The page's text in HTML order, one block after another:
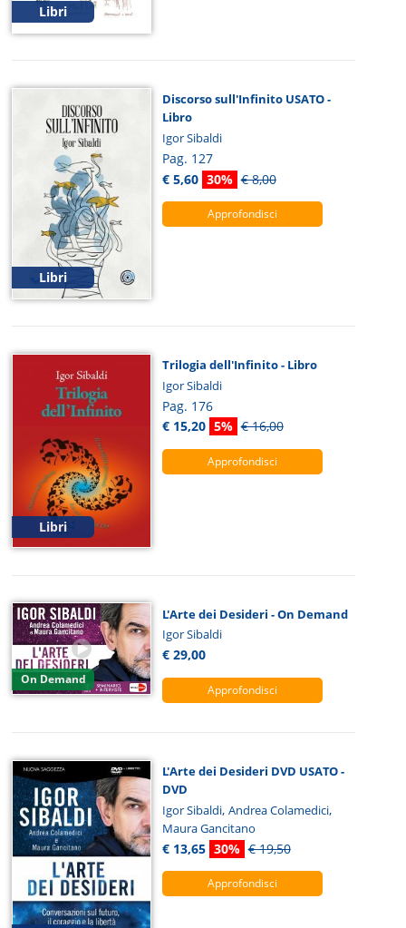
Libri
Libri
Discorso sull'Infinito USATO -
Libro
Igor Sibaldi
Pag. 127
€ 5,60 30% € 8,00
Approfondisci
Libri
Trilogia dell'Infinito - Libro
Igor Sibaldi
Pag. 176
€ 15,20 5% € 16,00
Approfondisci
On Demand
L'Arte dei Desideri - On Demand
Igor Sibaldi
€ 29,00
Approfondisci
L'Arte dei Desideri DVD USATO -
DVD
Igor Sibaldi, Andrea Colamedici,
Maura Gancitano
€ 13,65 30% € 19,50
Approfondisci